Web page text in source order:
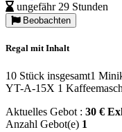
ungefähr 29 Stunden
Beobachten
Regal mit Inhalt
10 Stück insgesamt1
YT-A-15X 1
Aktuelles Gebot : 30 €
Anzahl Gebot(e) 1